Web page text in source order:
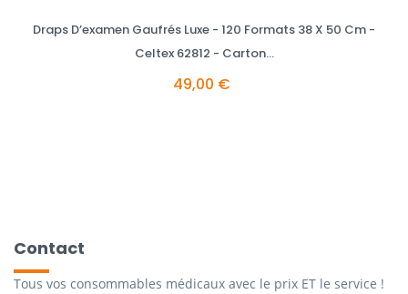
Draps D’examen Gaufrés Luxe - 120 Formats 38 X 50 Cm -
Celtex 62812 - Carton...
49,00 €
Contact
Tous vos consommables médicaux avec le prix ET le service !